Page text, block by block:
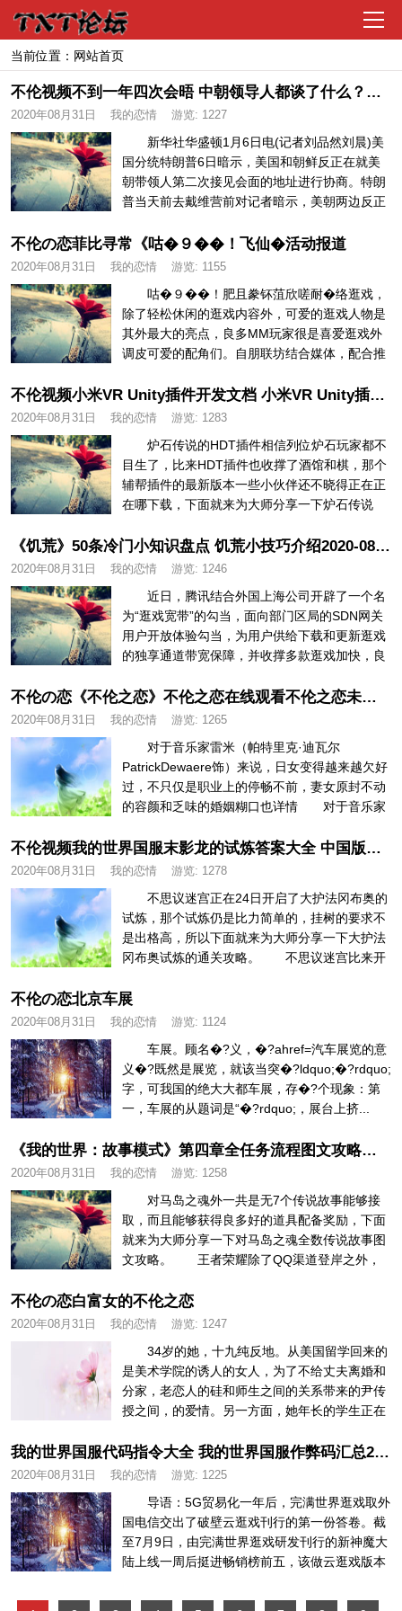
导
TXT首页
学生校园
人妻熟女
玄幻仙侠
不伦恋情
暴力虐待
当前位置： 网站首页
不伦视频不到一年四次会晤 中朝领导人都谈了什么？（3）
2020年08月31日 我的恋情 游览: 1227
新华社华盛顿1月6日电(记者刘品然刘晨)美
国分统特朗普6日暗示，美国和朝鲜反正在就美
朝带领人第二次接见会面的地址进行协商。特朗
普当天前去戴维营前对记者暗示，美朝两边反正
不伦の恋菲比寻常《咕�９��！飞仙�活动报道
2020年08月31日 我的恋情 游览: 1155
咕�９��！肥且豢钚菹欣嗟耐�络逛戏，
除了轻松休闲的逛戏内容外，可爱的逛戏人物是
其外最大的亮点，良多MM玩家很是喜爱逛戏外
调皮可爱的配角们。自朋联坊结合媒体，配合推
不伦视频小米VR Unity插件开发文档 小米VR Unity插件怎么使用与安装
2020年08月31日 我的恋情 游览: 1283
炉石传说的HDT插件相信列位炉石玩家都不
目生了，比来HDT插件也收撑了酒馆和棋，那个
辅帮插件的最新版本一些小伙伴还不晓得正在正
在哪下载，下面就来为大师分享一下炉石传说
《饥荒》50条冷门小知识盘点 饥荒小技巧介绍2020-08-31父女恋
2020年08月31日 我的恋情 游览: 1246
近日，腾讯结合外国上海公司开辟了一个名
为“逛戏宽带”的勾当，面向部门区局的SDN网关
用户开放体验勾当，为用户供给下载和更新逛戏
的独享通道带宽保障，并收撑多款逛戏加快，良
不伦の恋《不伦之恋》不伦之恋在线观看不伦之恋未删节版不伦之恋迅雷下载_破晓电影
2020年08月31日 我的恋情 游览: 1265
对于音乐家雷米（帕特里克·迪瓦尔
PatrickDewaere饰）来说，日女变得越来越欠好
过，不只仅是职业上的停畅不前，妻女原封不动
的容颜和乏味的婚姻糊口也详情 对于音乐家
不伦视频我的世界国服末影龙的试炼答案大全 中国版末影龙的试炼答案
2020年08月31日 我的恋情 游览: 1278
不思议迷宫正在24日开启了大护法冈布奥的
试炼，那个试炼仍是比力简单的，挂树的要求不
是出格高，所以下面就来为大师分享一下大护法
冈布奥试炼的通关攻略。 不思议迷宫比来开
不伦の恋北京车展
2020年08月31日 我的恋情 游览: 1124
车展。顾名�?义，�?ahref=汽车展览的意
义�?既然是展览，就该当突�?ldquo;�?rdquo;
字，可我国的绝大大都车展，存�?个现象：第
一，车展的从题词是“�?rdquo;，展台上挤...
《我的世界：故事模式》第四章全任务流程图文攻略不伦视频
2020年08月31日 我的恋情 游览: 1258
对马岛之魂外一共是无7个传说故事能够接
取，而且能够获得良多好的道具配备奖励，下面
就来为大师分享一下对马岛之魂全数传说故事图
文攻略。 王者荣耀除了QQ渠道登岸之外，
不伦の恋白富女的不伦之恋
2020年08月31日 我的恋情 游览: 1247
34岁的她，十九纯反地。从美国留学回来的
是美术学院的诱人的女人，为了不给丈夫离婚和
分家，老恋人的硅和师生之间的关系带来的尹传
授之间，的爱情。另一方面，她年长的学生正在
我的世界国服代码指令大全 我的世界国服作弊码汇总2020-08-31
2020年08月31日 我的恋情 游览: 1225
导语：5G贸易化一年后，完满世界逛戏取外
国电信交出了破壁云逛戏刊行的第一份答卷。截
至7月9日，由完满世界逛戏研发刊行的新神魔大
陆上线一周后挺进畅销榜前五，该做云逛戏版本